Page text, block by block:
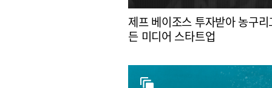
제프 베이조스 투자받아 농구리
든 미디어 스타트업